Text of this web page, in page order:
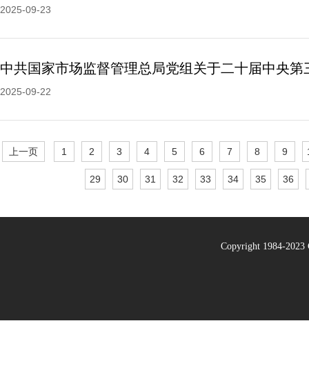
2025-09-23
2025-09-22
上一页 1 2 3 4 5 6 7 8 9
29 30 31 32 33 34 35 36
Copyright 1984-